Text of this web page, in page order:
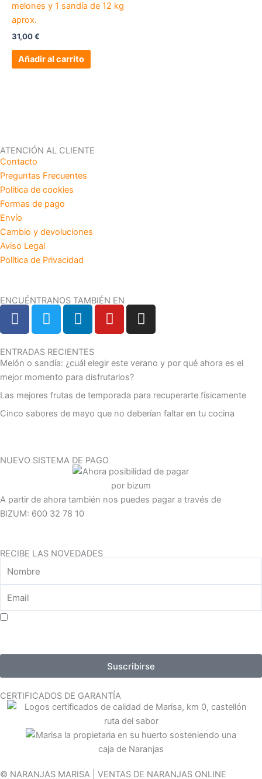
melones y 1 sandía de 12 kg
aprox.
31,00€
Añadir al carrito
ATENCIÓN AL CLIENTE
Contacto
Preguntas Frecuentes
Política de cookies
Formas de pago
Envío
Cambio y devoluciones
Aviso Legal
Política de Privacidad
ENCUÉNTRANOS TAMBIÉN EN
F
a
e
b
o
o
k
T
w
t
t
e
r
L
i
k
e
d
i
n
Y
o
u
b
e
I
n
a
r
a
ENTRADAS RECIENTES
Melón o sandía: ¿cuál elegir este verano y por qué ahora es el
mejor momento para disfrutarlos?
Las mejores frutas de temporada para recuperarte físicamente
Cinco sabores de mayo que no deberían faltar en tu cocina
NUEVO SISTEMA DE PAGO
A partir de ahora también nos puedes pagar a través de
BIZUM: 600 32 78 10
RECIBE LAS NOVEDADES
Suscribirse
CERTIFICADOS DE GARANTÍA
© NARANJAS MARISA | VENTAS DE NARANJAS ONLINE